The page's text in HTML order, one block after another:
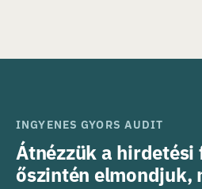
INGYENES GYORS AUDIT
Átnézzük a hirdetési
őszintén elmondjuk,